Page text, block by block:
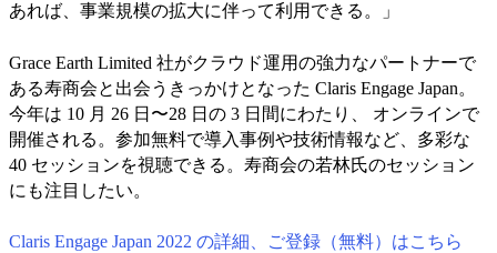
あれば、事業規模の拡大に伴って利用できる。」
Grace Earth Limited 社がクラウド運用の強力なパートナーで
ある寿商会と出会うきっかけとなった Claris Engage Japan。
今年は 10 月 26 日〜28 日の 3 日間にわたり、 オンラインで
開催される。参加無料で導入事例や技術情報など、多彩な
40 セッションを視聴できる。寿商会の若林氏のセッション
にも注目したい。
Claris Engage Japan 2022 の詳細、ご登録（無料）はこちら